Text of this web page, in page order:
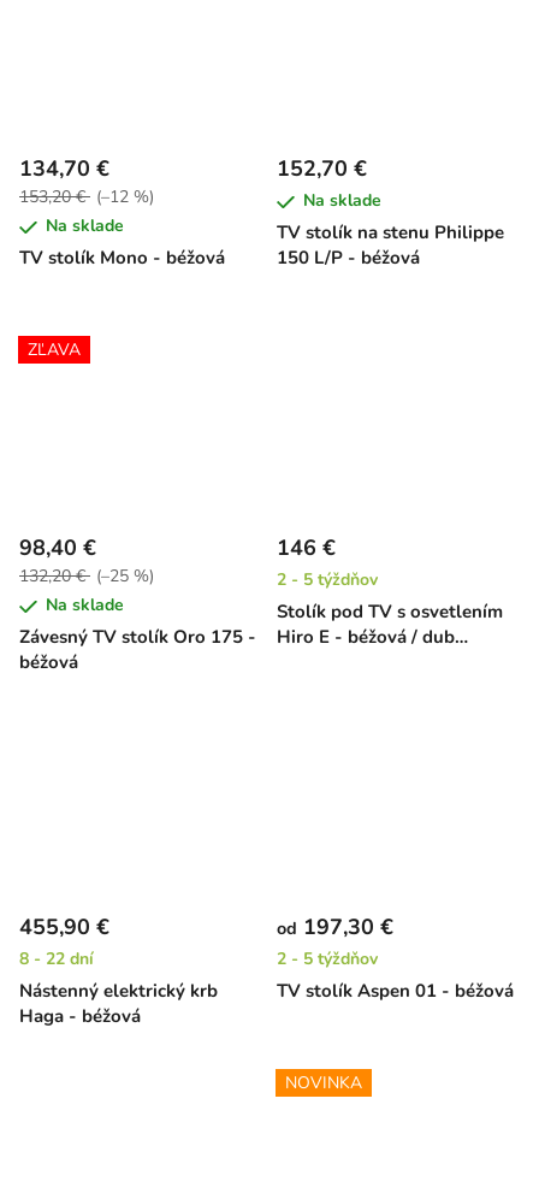
TV stolík Mono - béžová
134,70 €
153,20 € (–12 %)
Na sklade
TV stolík na stenu Philippe
150 L/P - béžová
152,70 €
Na sklade
ZĽAVA
Závesný TV stolík Oro 175 -
béžová
98,40 €
132,20 € (–25 %)
Na sklade
Stolík pod TV s osvetlením
Hiro E - béžová / dub
146 €
2 - 5 týždňov
Nástenný elektrický krb
Haga - béžová
455,90 €
8 - 22 dní
TV stolík Aspen 01 - béžová
od 197,30 €
2 - 5 týždňov
NOVINKA